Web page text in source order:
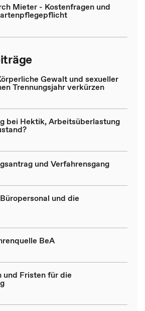
Mieter - Kostenfragen und
Gewalt und sexueller
Trennungsjahr verkürzen
bei Hektik, Arbeitsüberlastung
und Verfahrensgang
und die
BeA
und Fristen für die